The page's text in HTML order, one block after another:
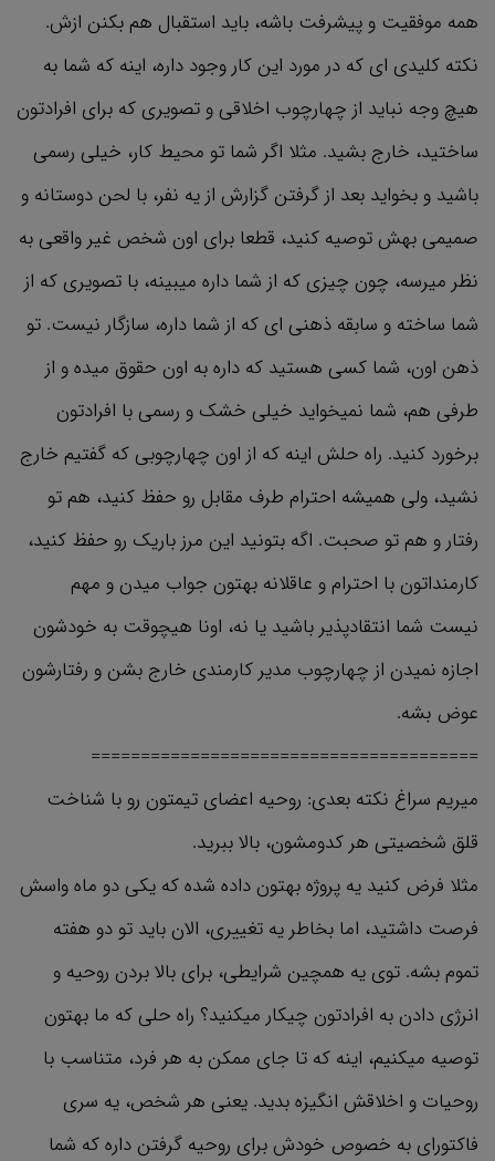
همه موفقیت و پیشرفت باشه، باید استقبال هم بکنن ازش.
نکته کلیدی ای که در مورد این کار وجود داره، اینه که شما به
هیچ وجه نباید از چهارچوب اخلاقی و تصویری که برای افرادتون
ساختید، خارج بشید. مثلا اگر شما تو محیط کار، خیلی رسمی
باشید و بخواید بعد از گرفتن گزارش از یه نفر، با لحن دوستانه و
صمیمی بهش توصیه کنید، قطعا برای اون شخص غیر واقعی به
نظر میرسه، چون چیزی که از شما داره میبینه، با تصویری که از
شما ساخته و سابقه ذهنی ای که از شما داره، سازگار نیست. تو
ذهن اون، شما کسی هستید که داره به اون حقوق میده و از
طرفی هم، شما نمیخواید خیلی خشک و رسمی با افرادتون
برخورد کنید. راه حلش اینه که از اون چهارچوبی که گفتیم خارج
نشید، ولی همیشه احترام طرف مقابل رو حفظ کنید، هم تو
رفتار و هم تو صحبت. اگه بتونید این مرز باریک رو حفظ کنید،
کارمنداتون با احترام و عاقلانه بهتون جواب میدن و مهم
نیست شما انتقادپذیر باشید یا نه، اونا هیچوقت به خودشون
اجازه نمیدن از چهارچوب مدیر کارمندی خارج بشن و رفتارشون
عوض بشه.
=======================================
میریم سراغ نکته بعدی: روحیه اعضای تیمتون رو با شناخت
قلق شخصیتی هر کدومشون، بالا ببرید.
مثلا فرض کنید یه پروژه بهتون داده شده که یکی دو ماه واسش
فرصت داشتید، اما بخاطر یه تغییری، الان باید تو دو هفته
تموم بشه. توی یه همچین شرایطی، برای بالا بردن روحیه و
انرژی دادن به افرادتون چیکار میکنید؟ راه حلی که ما بهتون
توصیه میکنیم، اینه که تا جای ممکن به هر فرد، متناسب با
روحیات و اخلاقش انگیزه بدید. یعنی هر شخص، یه سری
فاکتورای به خصوص خودش برای روحیه گرفتن داره که شما